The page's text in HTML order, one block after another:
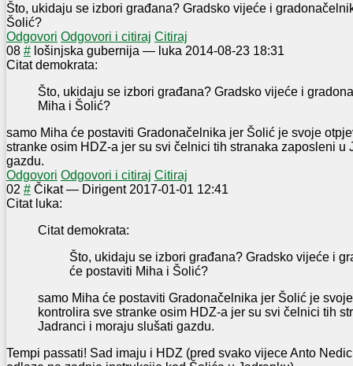
Što, ukidaju se izbori građana? Gradsko vijeće i
Šolić?
Odgovori Odgovori i citiraj Citiraj
08 # lošinjska gubernija — luka 2014-08-23 18:31
Citat demokrata:
Što, ukidaju se izbori građana? Gradsko vijeće i
Miha i Šolić?
samo Miha će postaviti Gradonačelnika jer Šolić je svoje
stranke osim HDZ-a jer su svi čelnici tih stranaka zaposleni u
gazdu.
Odgovori Odgovori i citiraj Citiraj
02 # Čikat— Dirigent 2017-01-01 12:41
Citat luka:
Citat demokrata:
Što, ukidaju se izbori građana? Gradsko vijeće i
će postaviti Miha i Šolić?
samo Miha će postaviti Gradonačelnika jer Šolić je
kontrolira sve stranke osim HDZ-a jer su svi čelnici tih
Jadranci i moraju slušati gazdu.
Tempi passati! Sad imaju i HDZ (pred svako vijece Anto